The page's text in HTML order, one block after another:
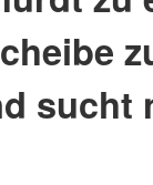
sucht